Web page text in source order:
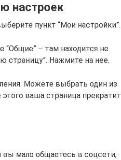
настроек
пункт “Мои настройки”.
“Общие” – там находится не
страницу”. Нажмите на нее.
Можете выбрать один из
ваша страница прекратит
вы мало общаетесь в соцсети,